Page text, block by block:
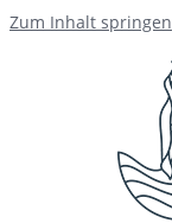
Zum Inhalt springen